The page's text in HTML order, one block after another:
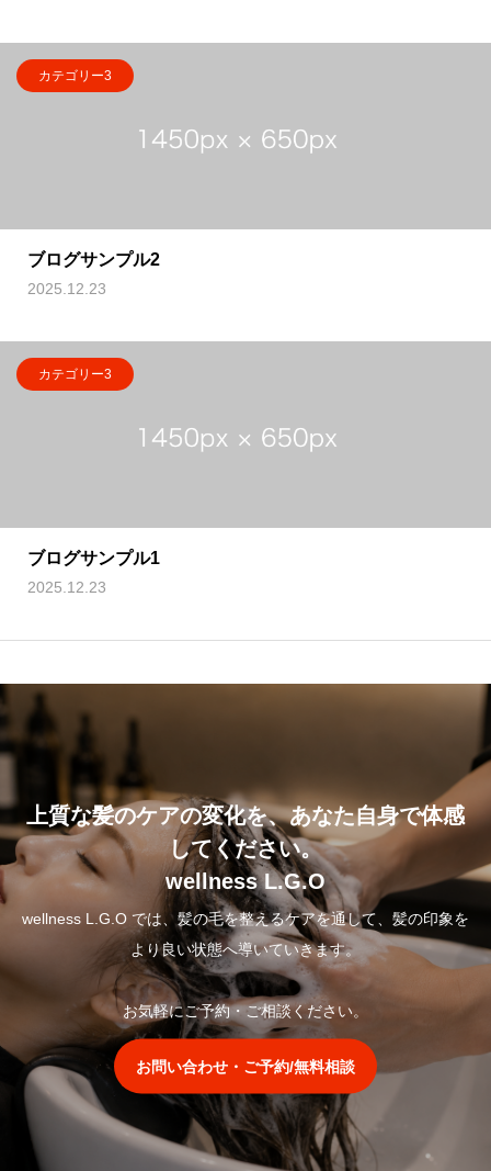
カテゴリー3
ブログサンプル2
2025.12.23
カテゴリー3
ブログサンプル1
2025.12.23
上質な髪のケアの変化を、あなた自身で体感
してください。
wellness L.G.O
wellness L.G.O では、髪の毛を整えるケアを通して、髪の印象を
より良い状態へ導いていきます。
お気軽にご予約・ご相談ください。
お問い合わせ・ご予約/無料相談